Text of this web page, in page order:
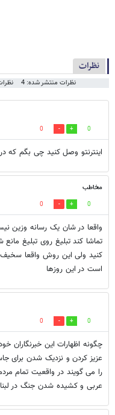
نظرات
نظرات منتشر شده: 4
0
0
اینترنتو وصل کنید چی بگم که
مخاطب
0
0
واقعا در شان یک رسانه وزین
تماشا کند تبلیغ روی تبلیغ مانع
کنید ولی این روش واقعا
است در این روزها
0
0
چگونه اظهارات این خبرنگاران
عزیز کردن و نزدیک شدن برای
را می گویند در واقعیت تمام
عربی و کشیده شدن جنگ در